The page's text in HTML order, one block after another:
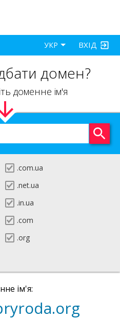
ВХІД
УКР
домен?
доменне ім'я
.com.ua
.net.ua
.in.ua
.com
.org
ім'я: